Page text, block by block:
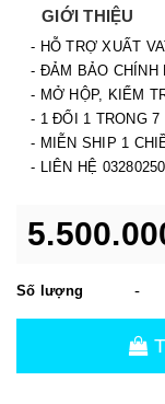
GIỚI THIỆU
- HỖ TRỢ XUẤT
- ĐẢM BẢO CHÍNH
- MỞ HỘP, KIỂM
- 1 ĐỔI 1 TRONG 7
- MIỄN SHIP 1
- LIÊN HỆ
Số lượng -